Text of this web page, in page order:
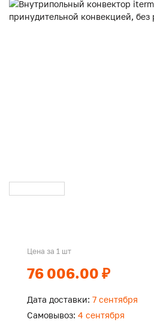
Цена за 1 шт
76 006.00 ₽
Дата доставки: 7 сентября
Самовывоз: 4 сентября